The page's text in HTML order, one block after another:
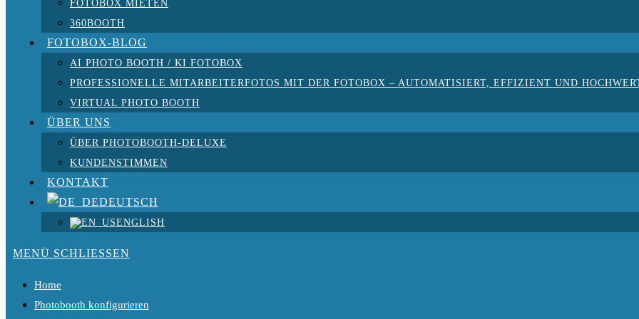
FOTOBOX MIETEN
360BOOTH
FOTOBOX-BLOG
AI PHOTO BOOTH / KI FOTOBOX
PROFESSIONELLE MITARBEITERFOTOS MIT DER FOTOBOX – AUTOMATISIERT, EFFIZIENT UND
VIRTUAL PHOTO BOOTH
ÜBER UNS
ÜBER PHOTOBOOTH-DELUXE
KUNDENSTIMMEN
KONTAKT
DEUTSCH
ENGLISH
MENÜ SCHLIESSEN
Home
Photobooth konfigurieren